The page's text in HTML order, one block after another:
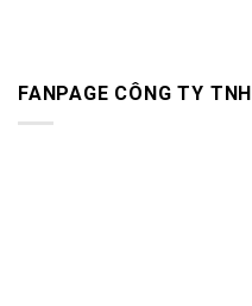
FANPAGE CÔNG TY